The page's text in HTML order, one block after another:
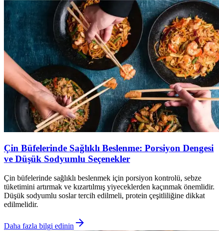
Çin Büfelerinde Sağlıklı Beslenme: Porsiyon Dengesi
ve Düşük Sodyumlu Seçenekler
Çin büfelerinde sağlıklı beslenmek için porsiyon kontrolü, sebze
tüketimini artırmak ve kızartılmış yiyeceklerden kaçınmak önemlidir.
Düşük sodyumlu soslar tercih edilmeli, protein çeşitliliğine dikkat
edilmelidir.
Daha fazla bilgi edinin